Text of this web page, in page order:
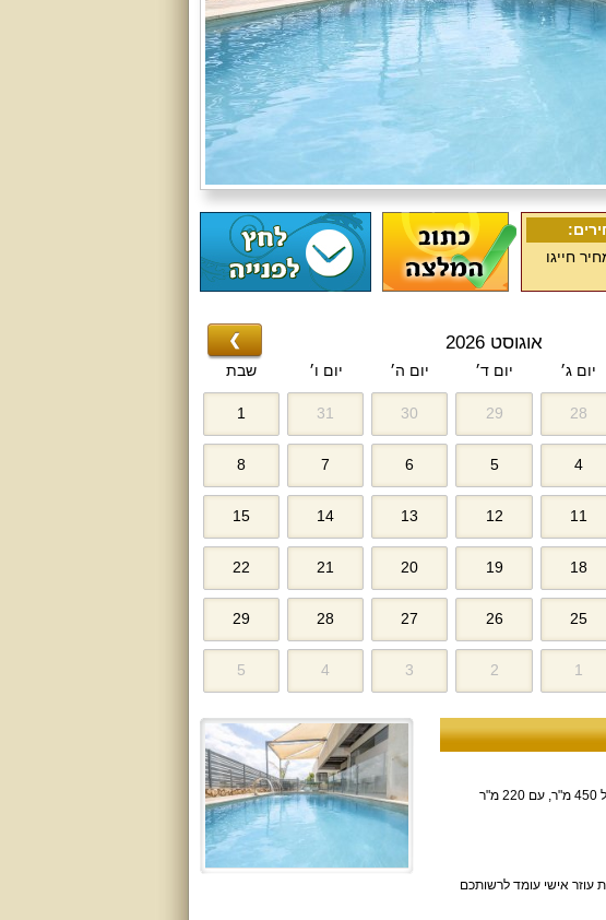
חייגו
אוגוסט 2026
יום ג׳ יום ד׳ יום ה׳ יום ו׳ שבת
28
29
30
31
1
4
5
6
7
8
11
12
13
14
15
18
19
20
21
22
25
26
27
28
29
1
2
3
4
5
❯
ברוכים הבאים לוילה תמר, פנינה קסומה בלב ראש פינה, המציעה שילוב מושלם של יוקרה ופינוק. הוילה מתפרסת על שטח של 450 מ"ר, עם 220 מ"ר
בלתי נשכחת. שירות עוזר אישי עומד לרשותכם